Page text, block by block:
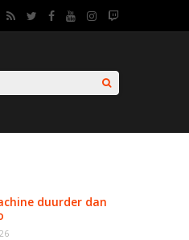
duurder dan